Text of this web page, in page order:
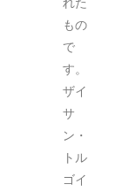
もの
で
す。
ザイ
サ
ン・
トル
ゴイ